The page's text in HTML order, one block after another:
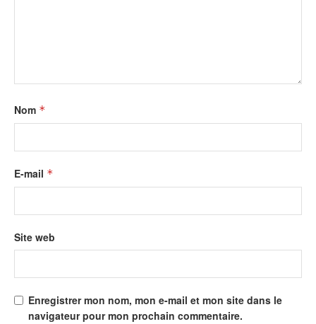
Nom *
E-mail *
Site web
Enregistrer mon nom, mon e-mail et mon site dans le
navigateur pour mon prochain commentaire.